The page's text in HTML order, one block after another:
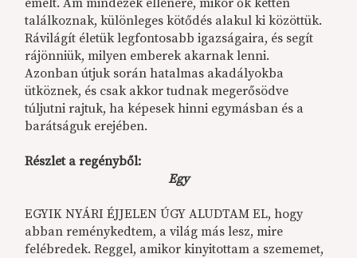
emelt. Ám mindezek ellenére, mikor ők ketten
találkoznak, különleges kötődés alakul ki közöttük.
Rávilágít életük legfontosabb igazságaira, és segít
rájönniük, milyen emberek akarnak lenni.
Azonban útjuk során hatalmas akadályokba
ütköznek, és csak akkor tudnak megerősödve
túljutni rajtuk, ha képesek hinni egymásban és a
barátságuk erejében.
Részlet a regényből:
Egy
EGYIK NYÁRI ÉJJELEN ÚGY ALUDTAM EL, hogy
abban reménykedtem, a világ más lesz, mire
felébredek. Reggel, amikor kinyitottam a szememet,